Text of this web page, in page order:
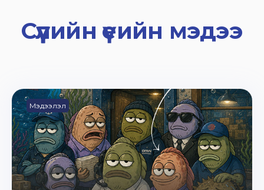
Сүүлийн үеийн мэдээ
Мэдээлэл